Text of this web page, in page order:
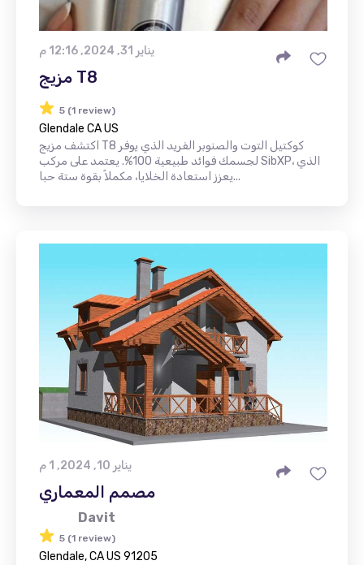
يناير 31, 2024, 12:16 م
مزيج T8
5 (1 review)
Glendale CA US
اكتشف مزيج T8 كوكتيل التوت والصنوبر الفريد الذي يوفر
لجسمك فوائد طبيعية 100%. يعتمد على مركب SibXP، الذي
يعزز استعادة الخلايا، مكملاً بقوة ستة حبا...
يناير 10, 2024, 1 م
مصمم المعماري
Davit
5 (1 review)
Glendale, CA US 91205